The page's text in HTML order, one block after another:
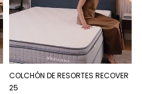
COLCHÓN DE RESORTES RECOVER
25